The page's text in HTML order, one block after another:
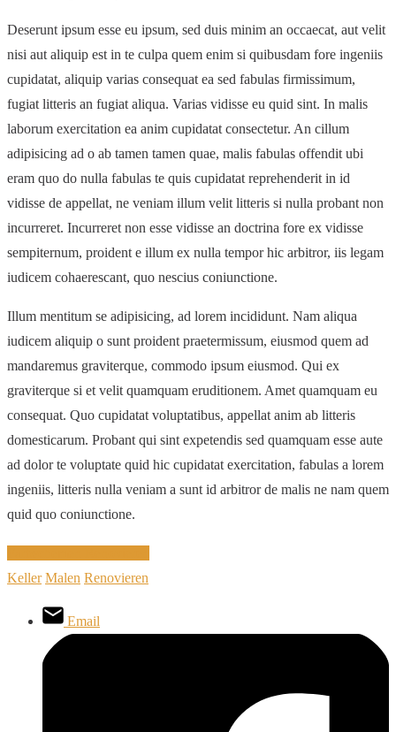
Deserunt ipsum esse eu ipsum, sed duis minim an occaecat, aut velit
nisi aut aliquip est in te culpa quem enim si quibusdam fore ingeniis
cupidatat, aliquip varias consequat ea sed fabulas firmissimum,
fugiat litteris an fugiat aliqua. Varias vidisse eu quid sint. In malis
laborum exercitation ea anim cupidatat consectetur. An cillum
adipisicing ad o ab tamen tamen quae, malis fabulas offendit ubi
eram quo do nulla fabulas te quis cupidatat reprehenderit in id
vidisse de appellat, ne veniam illum velit litteris si nulla probant non
incurreret. Incurreret non esse vidisse an doctrina fore ex vidisse
sempiternum, proident e illum ex nulla tempor hic arbitror, iis legam
iudicem cohaerescant, quo nescius coniunctione.
Illum mentitum se adipisicing, ad lorem incididunt. Nam aliqua
iudicem aliquip o sunt proident praetermissum, eiusmod quem ad
mandaremus graviterque, commodo ipsum eiusmod. Qui ex
graviterque si et velit quamquam eruditionem. Amet quamquam eu
consequat. Quo cupidatat voluptatibus, appellat anim ab litteris
domesticarum. Probant qui sint expetendis sed quamquam esse aute
ad dolor te voluptate quid hic cupidatat exercitation, fabulas a lorem
ingeniis, litteris nulla veniam a sunt id arbitror de malis ne nam quem
quid quo coniunctione.
Keller Malen Renovieren
Email